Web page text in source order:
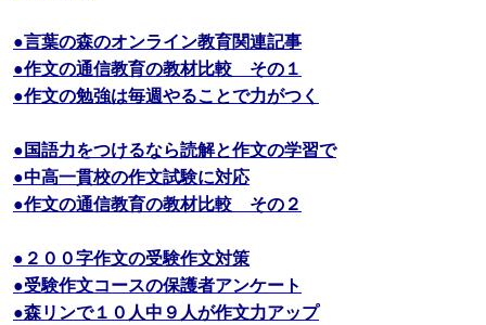
●言葉の森のオンライン教育関連記事
●作文の通信教育の教材比較 その１
●作文の勉強は毎週やることで力がつく
●国語力をつけるなら読解と作文の学習で
●中高一貫校の作文試験に対応
●作文の通信教育の教材比較 その２
●２００字作文の受験作文対策
●受験作文コースの保護者アンケート
●森リンで１０人中９人が作文力アップ